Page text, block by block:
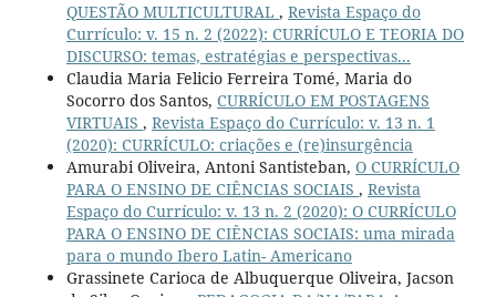
QUESTÃO MULTICULTURAL , Revista Espaço do
Currículo: v. 15 n. 2 (2022): CURRÍCULO E TEORIA DO
DISCURSO: temas, estratégias e perspectivas...
Claudia Maria Felicio Ferreira Tomé, Maria do
Socorro dos Santos, CURRÍCULO EM POSTAGENS
VIRTUAIS , Revista Espaço do Currículo: v. 13 n. 1
(2020): CURRÍCULO: criações e (re)insurgência
Amurabi Oliveira, Antoni Santisteban, O CURRÍCULO
PARA O ENSINO DE CIÊNCIAS SOCIAIS , Revista
Espaço do Currículo: v. 13 n. 2 (2020): O CURRÍCULO
PARA O ENSINO DE CIÊNCIAS SOCIAIS: uma mirada
para o mundo Ibero Latin- Americano
Grassinete Carioca de Albuquerque Oliveira, Jacson